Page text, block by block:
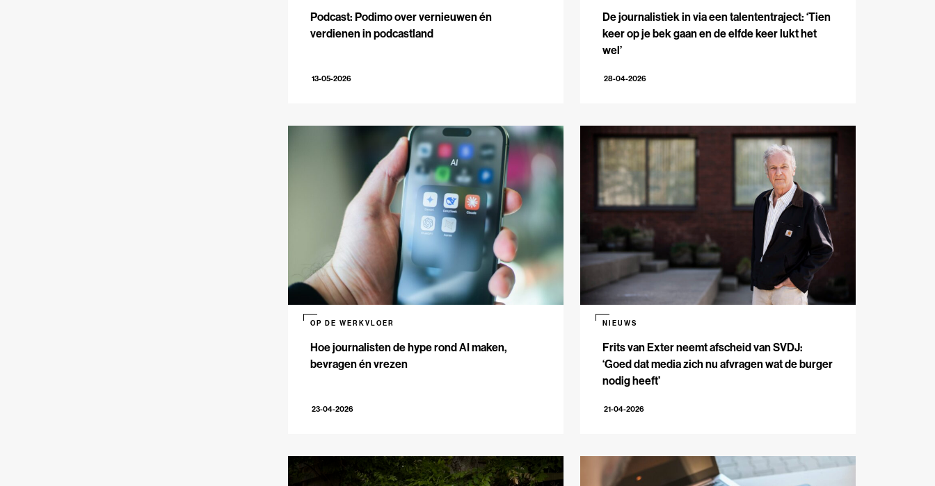
Podcast: Podimo over vernieuwen én
verdienen in podcastland
13-05-2026
De journalistiek in via een talententraject: ‘Tien
keer op je bek gaan en de elfde keer lukt het
wel’
28-04-2026
Hoe journalisten de hype rond AI maken,
bevragen én vrezen
OP DE WERKVLOER
23-04-2026
Frits van Exter neemt afscheid van SVDJ:
‘Goed dat media zich nu afvragen wat de burger
nodig heeft’
NIEUWS
21-04-2026